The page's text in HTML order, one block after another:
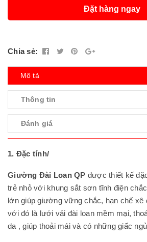
Đặt hàng ngay
Chia sẻ:
Mô tả
Thông tin
Đánh giá
1. Đặc tính/
Giường Đài Loan QP được thiết kế
trẻ nhỏ với khung sắt sơn tĩnh điện
lớn giúp giường vững chắc, hạn chế xê
với đó là lưới vải đài loan mềm mại,
da , giúp thoải mái và có những giấc